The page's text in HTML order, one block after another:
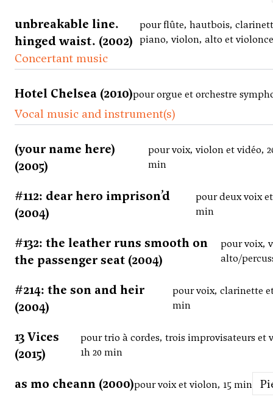
unbreakable line.
hinged waist. (2002)
pour flûte, hautbois,
piano, violon, alto et
Concertant music
Hotel Chelsea (2010)pour orgue et orchestre
Vocal music and instrument(s)
(your name here)
(2005)
pour voix, violon et vidéo,
min
#112: dear hero imprison’d
(2004)
pour deux voix
min
#132: the leather runs smooth on
the passenger seat (2004)
pour voix,
alto/
#214: the son and heir
(2004)
pour voix, clarinette
min
13 Vices
(2015)
pour trio à cordes, trois improvisateurs et
1h 20 min
as mo cheann (2000)pour voix et violon, 15 min